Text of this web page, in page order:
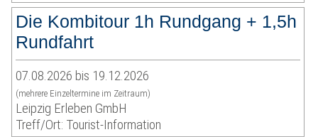
Die Kombitour 1h Rundgang + 1,5h
Rundfahrt
07.08.2026 bis 19.12.2026
(mehrere Einzeltermine im Zeitraum)
Leipzig Erleben GmbH
Treff/Ort: Tourist-Information